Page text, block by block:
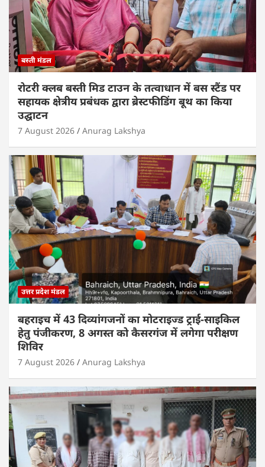
बस्ती मंडल
रोटरी क्लब बस्ती मिड टाउन के तत्वाधान में बस स्टैंड पर
सहायक क्षेत्रीय प्रबंधक द्वारा ब्रेस्टफीडिंग बूथ का किया
उद्घाटन
7 August 2026 Anurag Lakshya
उत्तर प्रदेश मंडल
बहराइच में 43 दिव्यांगजनों का मोटराइज्ड ट्राई-साइकिल
हेतु पंजीकरण, 8 अगस्त को कैसरगंज में लगेगा परीक्षण
शिविर
7 August 2026 Anurag Lakshya